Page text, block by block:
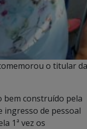
o titular
bem construído pela
ingresso de pessoal
1ª vez os